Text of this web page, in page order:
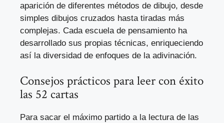
aparición de diferentes métodos de dibujo, desde
simples dibujos cruzados hasta tiradas más
complejas. Cada escuela de pensamiento ha
desarrollado sus propias técnicas, enriqueciendo
así la diversidad de enfoques de la adivinación.
Consejos prácticos para leer con éxito
las 52 cartas
Para sacar el máximo partido a la lectura de las